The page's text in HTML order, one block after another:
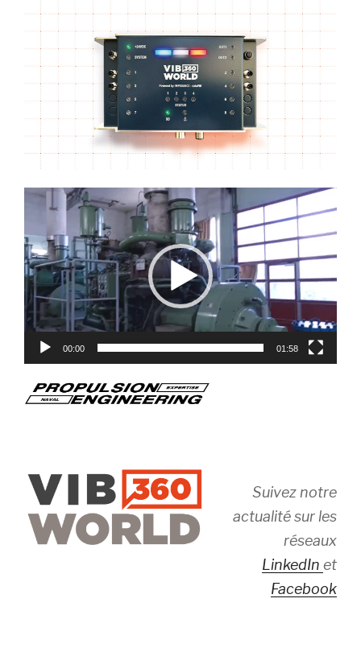
Lecteur
00:00 01:58
Suivez notre
actualité sur les
réseaux
LinkedIn et
Facebook